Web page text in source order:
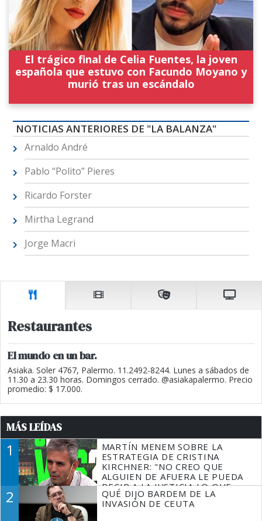
El trágico final de Celia Fuentes, la joven
española que estuvo con Facundo Moyano y
murió tras un escándalo
NOTICIAS ANTERIORES DE "LA BALANZA"
Arnaldo André
Pablo “Polito” Pieres
Ricardo Forster
Mirtha Legrand
Jorge Macri
Restaurantes
El mundo en un bar.
Asiaka. Soler 4767, Palermo. 11.2492-8244. Lunes a sábados de
11.30 a 23.30 horas. Domingos cerrado. @asiakapalermo. Precio
promedio: $ 17.000.
MÁS LEÍDAS
1
MARTÍN MENEM SOBRE LA
ESTRATEGIA DE CRISTINA
KIRCHNER: "NO CREO QUE
ALGUIEN DE AFUERA LE PUEDA
DECIR A LA JUSTICIA LO QUE
TIENE QUE HACER"
2
QUÉ DIJO BARDEM DE LA
INVASIÓN DE CEUTA